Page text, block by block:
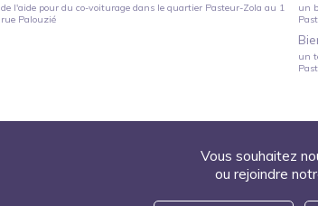
de l'aide pour du co-voituragedans le quartier Pasteur-Zola au 1
rue Palouzié
un
un
Vous souhaitez
ou rejoindre